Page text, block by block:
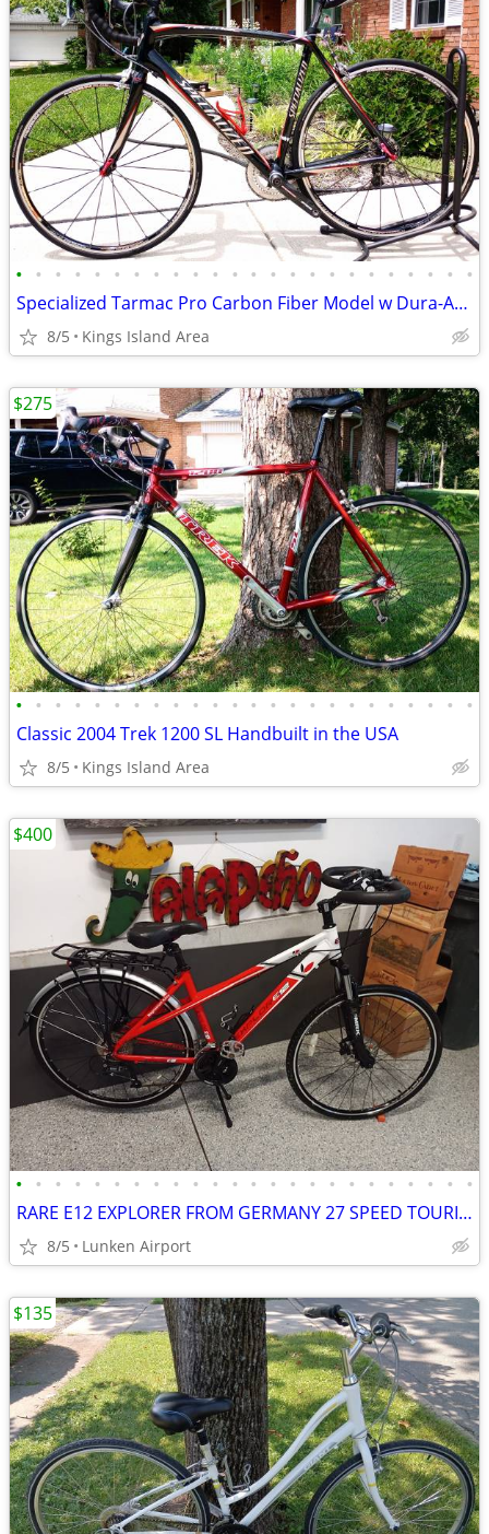
• • • • • • • • • • • • • • • • • • • • • • • •
Specialized Tarmac Pro Carbon Fiber Model w Dura-Ace Groupset
8/5 Kings Island Area
• • • • • • • • • • • • • • • • • • • • • • • •
Classic 2004 Trek 1200 SL Handbuilt in the USA
8/5 Kings Island Area
$275
• • • • • • • • • • • • • • • • • • • • • • • •
RARE E12 EXPLORER FROM GERMANY 27 SPEED TOURING BIKE LOADED N PRISTINE
8/5 Lunken Airport
$400
$135